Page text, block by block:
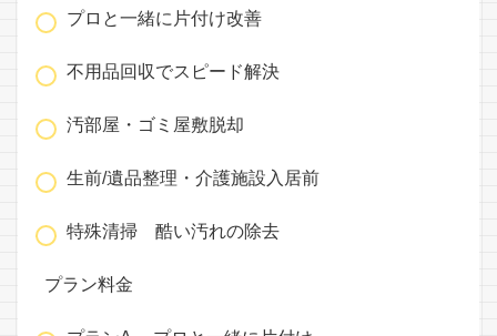
プロと一緒に片付け改善
不用品回収でスピード解決
汚部屋・ゴミ屋敷脱却
生前/遺品整理・介護施設入居前
特殊清掃 酷い汚れの除去
プラン料金